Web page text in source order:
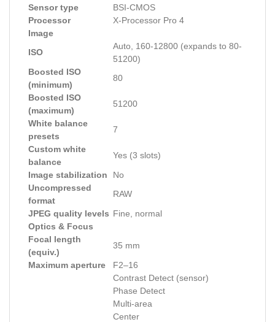
Sensor type
BSI-CMOS
Processor
X-Processor Pro 4
Image
ISO
Auto, 160-12800 (expands to 80-
51200)
Boosted ISO
(minimum)
80
Boosted ISO
(maximum)
51200
White balance
presets
7
Custom white
balance
Yes (3 slots)
Image stabilization
No
Uncompressed
format
RAW
JPEG quality levels Fine, normal
Optics & Focus
Focal length
(equiv.)
35 mm
Maximum aperture
F2–16
Contrast Detect (sensor)
Phase Detect
Multi-area
Center